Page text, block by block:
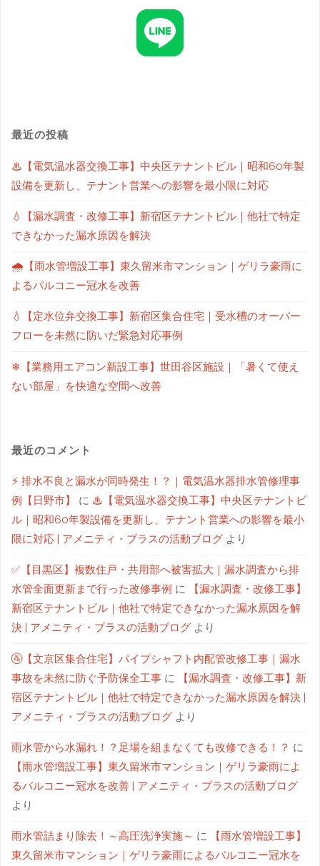
最近の投稿
♨【電気温水器交換工事】中央区テナントビル｜昭和60年製
設備を更新し、テナント営業への影響を最小限に対応
💧【漏水調査・改修工事】新宿区テナントビル｜他社で特定
できなかった漏水原因を解決
🌧【雨水管増設工事】東久留米市マンション｜ゲリラ豪雨に
よるバルコニー冠水を改善
💧【定水位弁交換工事】新宿区集合住宅｜受水槽のオーバー
フローを未然に防いだ緊急対応事例
❄【業務用エアコン新設工事】世田谷区施設｜「暑くて使え
ない部屋」を快適な空間へ改善
最近のコメント
⚡ 排水不良と漏水が同時発生！？｜電気温水器排水管修理事
例【日野市】
に ♨【電気温水器交換工事】中央区テナントビ
ル｜昭和60年製設備を更新し、テナント営業への影響を最小
限に対応 | アメニティ・プラスの活動ブログ より
✅【目黒区】複数住戸・共用部へ被害拡大｜漏水調査から排
水管全面更新まで行った改修事例 に
【漏水調査・改修工事】
新宿区テナントビル｜他社で特定できなかった漏水原因を解
決 | アメニティ・プラスの活動ブログ より
🚰【文京区集合住宅】パイプシャフト内配管改修工事｜漏水
事故を未然に防ぐ予防保全工事 に
【漏水調査・改修工事】新
宿区テナントビル｜他社で特定できなかった漏水原因を解決 |
アメニティ・プラスの活動ブログ より
雨水管から水漏れ！？足場を組まなくても改修できる！？ に
【雨水管増設工事】東久留米市マンション｜ゲリラ豪雨によ
るバルコニー冠水を改善 | アメニティ・プラスの活動ブログ
より
雨水管詰まり除去！～高圧洗浄実施～ に
【雨水管増設工事】
東久留米市マンション｜ゲリラ豪雨によるバルコニー冠水を